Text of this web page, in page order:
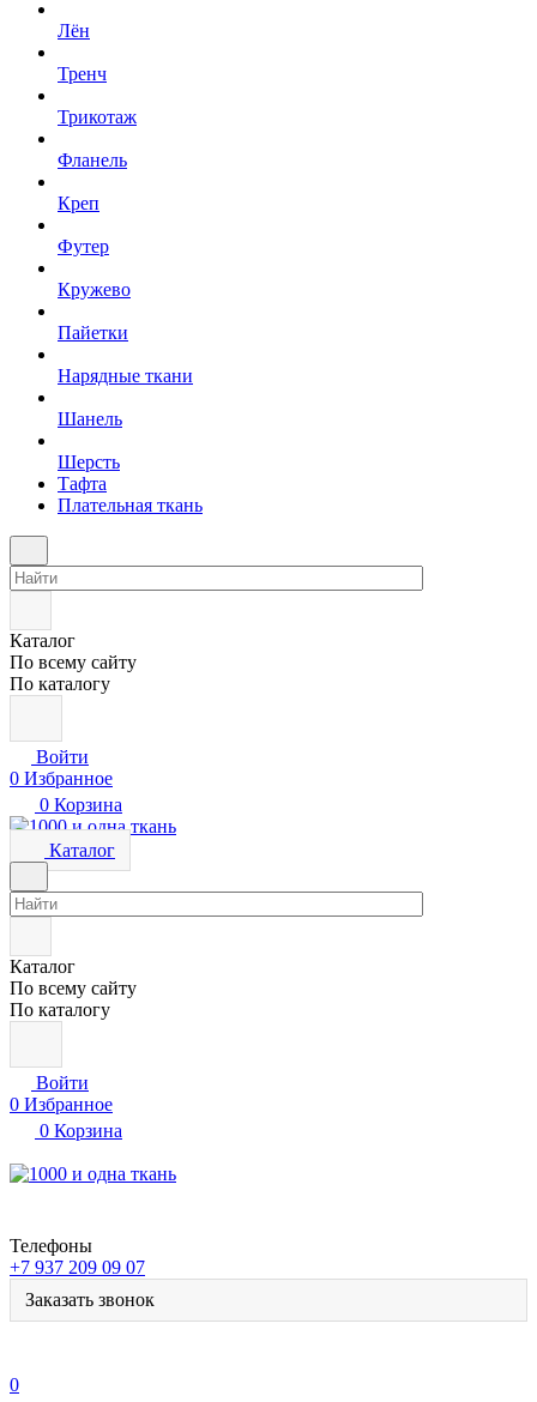
Лён
Тренч
Трикотаж
Фланель
Креп
Футер
Кружево
Пайетки
Нарядные ткани
Шанель
Шерсть
Тафта
Плательная ткань
Каталог
По всему сайту
По каталогу
Войти
0 Избранное
0 Корзина
Каталог
Каталог
По всему сайту
По каталогу
Войти
0 Избранное
0 Корзина
Телефоны
+7 937 209 09 07
Заказать звонок
0